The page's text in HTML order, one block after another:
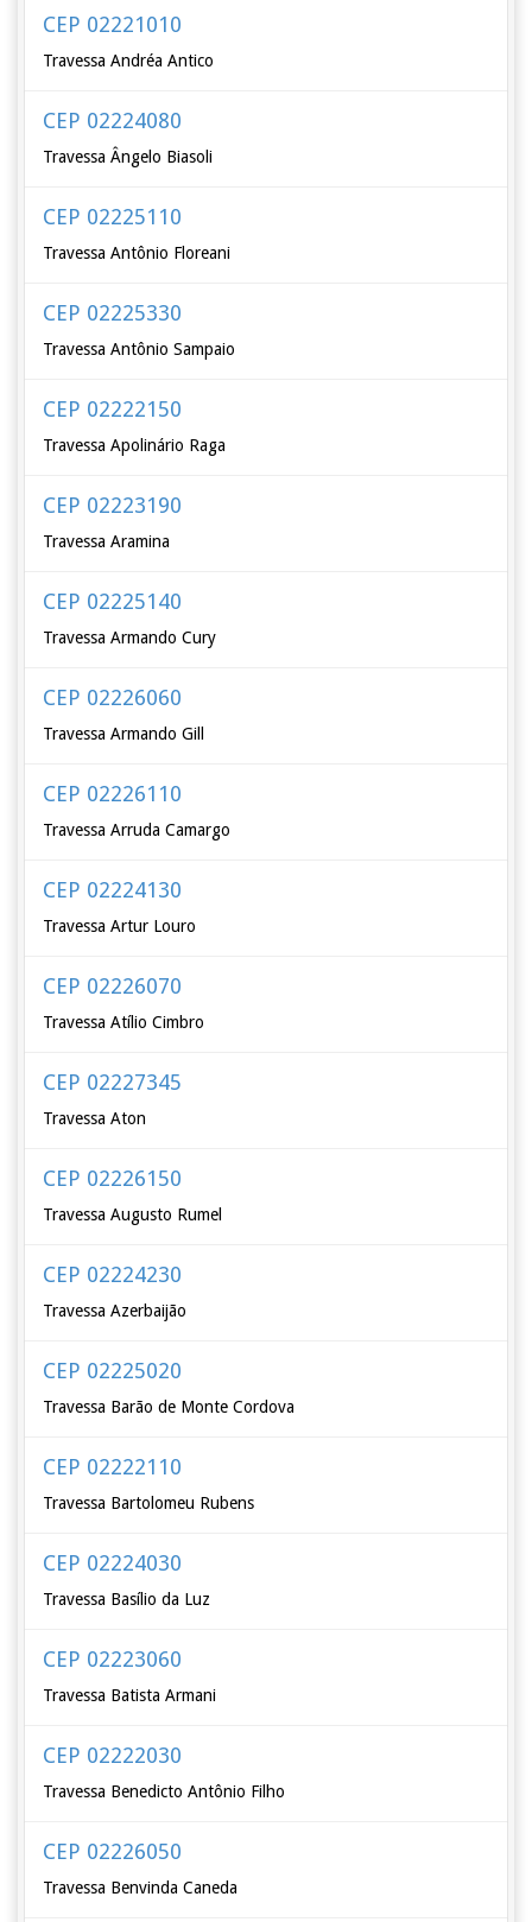
CEP 02221010
Travessa Andréa Antico
CEP 02224080
Travessa Ângelo Biasoli
CEP 02225110
Travessa Antônio Floreani
CEP 02225330
Travessa Antônio Sampaio
CEP 02222150
Travessa Apolinário Raga
CEP 02223190
Travessa Aramina
CEP 02225140
Travessa Armando Cury
CEP 02226060
Travessa Armando Gill
CEP 02226110
Travessa Arruda Camargo
CEP 02224130
Travessa Artur Louro
CEP 02226070
Travessa Atílio Cimbro
CEP 02227345
Travessa Aton
CEP 02226150
Travessa Augusto Rumel
CEP 02224230
Travessa Azerbaijão
CEP 02225020
Travessa Barão de Monte Cordova
CEP 02222110
Travessa Bartolomeu Rubens
CEP 02224030
Travessa Basílio da Luz
CEP 02223060
Travessa Batista Armani
CEP 02222030
Travessa Benedicto Antônio Filho
CEP 02226050
Travessa Benvinda Caneda